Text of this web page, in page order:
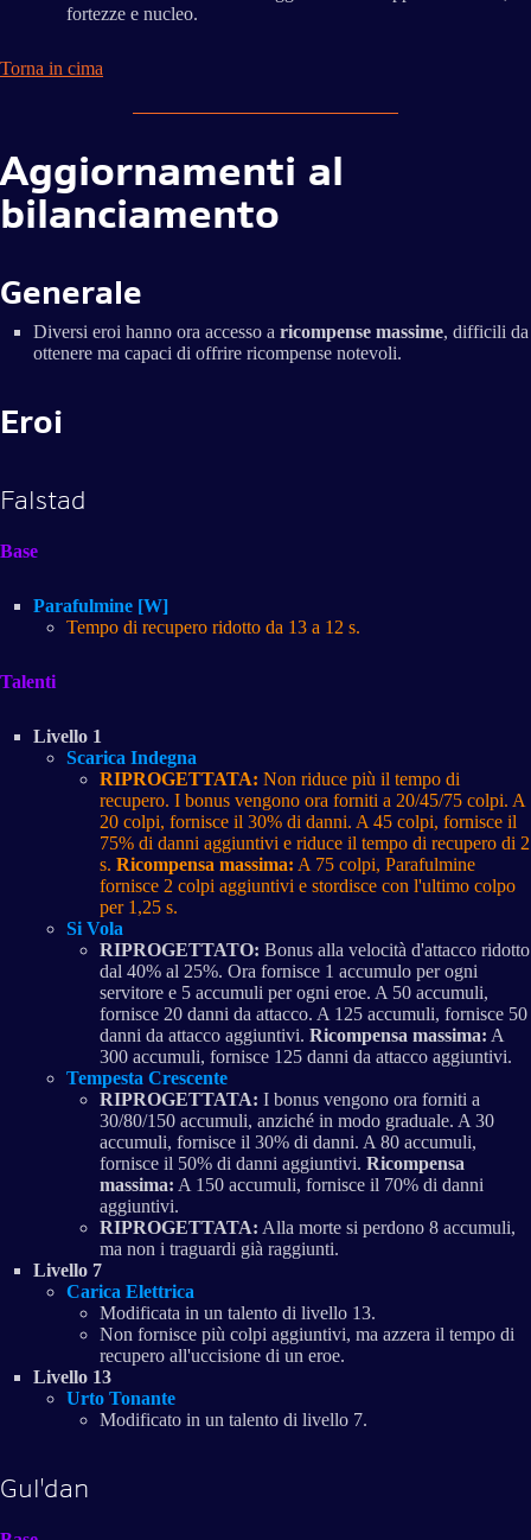
fortezze e nucleo.
Torna in cima
Aggiornamenti al
bilanciamento
Generale
Diversi eroi hanno ora accesso a ricompense massime, difficili da
ottenere ma capaci di offrire ricompense notevoli.
Eroi
Falstad
Base
Parafulmine [W]
Tempo di recupero ridotto da 13 a 12 s.
Talenti
Livello 1
Scarica Indegna
RIPROGETTATA: Non riduce più il tempo di
recupero. I bonus vengono ora forniti a 20/45/75 colpi. A
20 colpi, fornisce il 30% di danni. A 45 colpi, fornisce il
75% di danni aggiuntivi e riduce il tempo di recupero di 2
s. Ricompensa massima: A 75 colpi, Parafulmine
fornisce 2 colpi aggiuntivi e stordisce con l'ultimo colpo
per 1,25 s.
Si Vola
RIPROGETTATO: Bonus alla velocità d'attacco ridotto
dal 40% al 25%. Ora fornisce 1 accumulo per ogni
servitore e 5 accumuli per ogni eroe. A 50 accumuli,
fornisce 20 danni da attacco. A 125 accumuli, fornisce 50
danni da attacco aggiuntivi. Ricompensa massima: A
300 accumuli, fornisce 125 danni da attacco aggiuntivi.
Tempesta Crescente
RIPROGETTATA: I bonus vengono ora forniti a
30/80/150 accumuli, anziché in modo graduale. A 30
accumuli, fornisce il 30% di danni. A 80 accumuli,
fornisce il 50% di danni aggiuntivi. Ricompensa
massima: A 150 accumuli, fornisce il 70% di danni
aggiuntivi.
RIPROGETTATA: Alla morte si perdono 8 accumuli,
ma non i traguardi già raggiunti.
Livello 7
Carica Elettrica
Modificata in un talento di livello 13.
Non fornisce più colpi aggiuntivi, ma azzera il tempo di
recupero all'uccisione di un eroe.
Livello 13
Urto Tonante
Modificato in un talento di livello 7.
Gul'dan